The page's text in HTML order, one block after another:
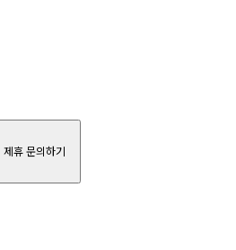
제휴 문의하기